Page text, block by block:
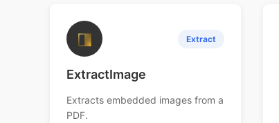
◨ Extract
ExtractImage
Extracts embedded images from a
PDF.